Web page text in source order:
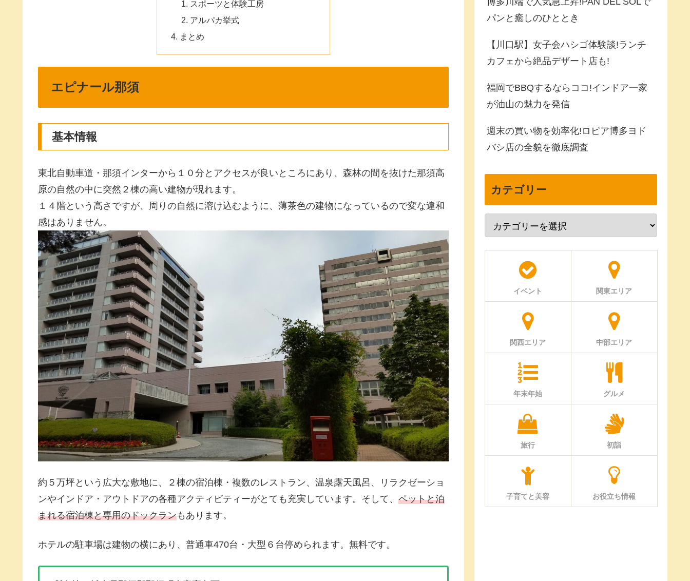
スポーツと体験工房
アルパカ挙式
まとめ
エピナール那須
基本情報
東北自動車道・那須インターから１０分とアクセスが良いところにあり、森林の間を抜けた那須高
原の自然の中に突然２棟の高い建物が現れます。
１４階という高さですが、周りの自然に溶け込むように、薄茶色の建物になっているので変な違和
感はありません。
約５万坪という広大な敷地に、２棟の宿泊棟・複数のレストラン、温泉露天風呂、リラクゼーショ
ンやインドア・アウトドアの各種アクティビティーがとても充実しています。そして、 ペットと泊
まれる宿泊棟と専用のドックランもあります。
ホテルの駐車場は建物の横にあり、普通車470台・大型６台停められます。無料です。
パンと癒しのひととき
【川口駅】女子会ハシゴ体験談!ランチ
カフェから絶品デザート店も!
福岡でBBQするならココ!インドア一家
が油山の魅力を発信
週末の買い物を効率化!ロピア博多ヨド
バシ店の全貌を徹底調査
カテゴリー
イベント 関東エリア
関西エリア 中部エリア
年末年始 グルメ
旅行 初詣
子育てと美容 お役立ち情報